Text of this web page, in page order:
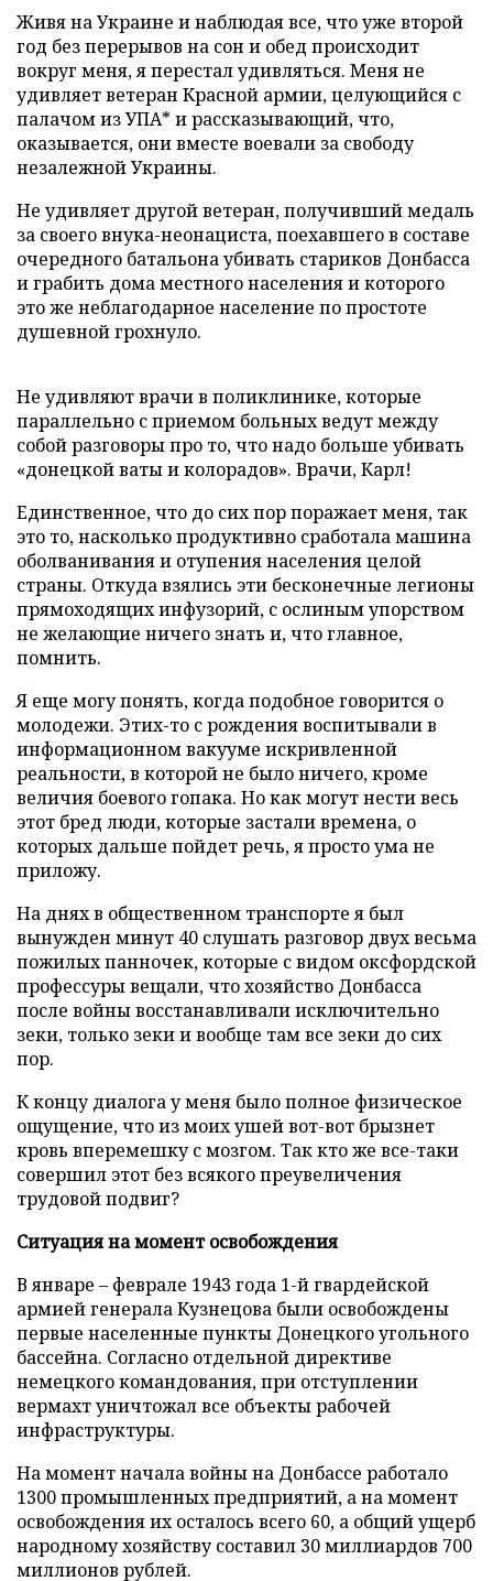
Живя на Украине и наблюдая все, что уже второй
год без перерывов на сон и обед происходит
вокруг меня, я перестал удивляться. Меня не
удивляет ветеран Красной армии, целующийся с
палачом из УПА* и рассказывающий, что,
оказывается, они вместе воевали за свободу
незалежной Украины.
Не удивляет другой ветеран, получивший медаль
за своего внука-неонациста, поехавшего в составе
очередного батальона убивать стариков Донбасса
и грабить дома местного населения и которого
это же неблагодарное население по простоте
душевной грохнуло.
Не удивляют врачи в поликлинике, которые
параллельно с приемом больных ведут между
собой разговоры про то, что надо больше убивать
«донецкой ваты и колорадов». Врачи, Карл!
Единственное, что до сих пор поражает меня, так
это то, насколько продуктивно сработала машина
оболванивания и отупения населения целой
страны. Откуда взялись эти бесконечные легионы
прямоходящих инфузорий, с ослиным упорством
не желающие ничего знать и, что главное,
помнить.
Я еще могу понять, когда подобное говорится о
молодежи. Этих-то с рождения воспитывали в
информационном вакууме искривленной
реальности, в которой не было ничего, кроме
величия боевого гопака. Но как могут нести весь
этот бред люди, которые застали времена, о
которых дальше пойдет речь, я просто ума не
приложу.
На днях в общественном транспорте я был
вынужден минут 40 слушать разговор двух весьма
пожилых панночек, которые с видом оксфордской
профессуры вещали, что хозяйство Донбасса
после войны восстанавливали исключительно
зеки, только зеки и вообще там все зеки до сих
пор.
К концу диалога у меня было полное физическое
ощущение, что из моих ушей вот-вот брызнет
кровь вперемешку с мозгом. Так кто же все-таки
совершил этот без всякого преувеличения
трудовой подвиг?
Ситуация на момент освобождения
В январе – феврале 1943 года 1-й гвардейской
армией генерала Кузнецова были освобождены
первые населенные пункты Донецкого угольного
бассейна. Согласно отдельной директиве
немецкого командования, при отступлении
вермахт уничтожал все объекты рабочей
инфраструктуры.
На момент начала войны на Донбассе работало
1300 промышленных предприятий, а на момент
освобождения их осталось всего 60, а общий ущерб
народному хозяйству составил 30 миллиардов 700
миллионов рублей.